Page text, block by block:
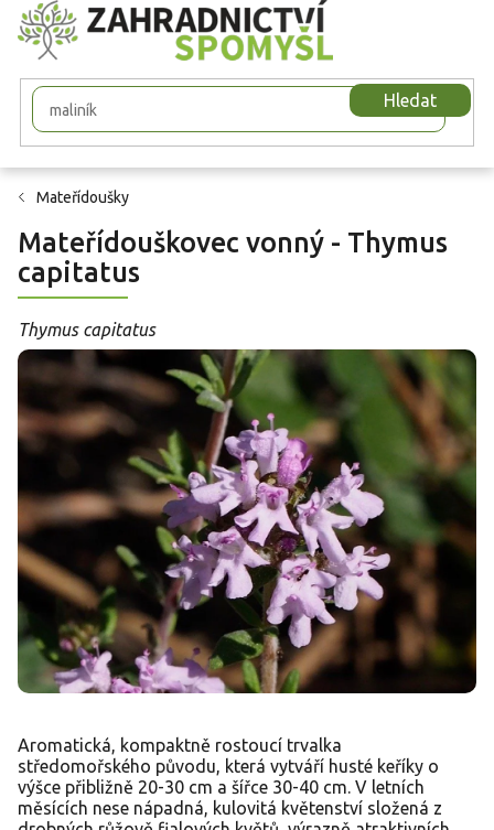
Přejít
na
obsah
Hledat
Mateřídoušky
Mateřídouškovec vonný - Thymus
capitatus
Thymus capitatus
Aromatická, kompaktně rostoucí trvalka
středomořského původu, která vytváří husté keříky o
výšce přibližně 20-30 cm a šířce 30-40 cm. V letních
měsících nese nápadná, kulovitá květenství složená z